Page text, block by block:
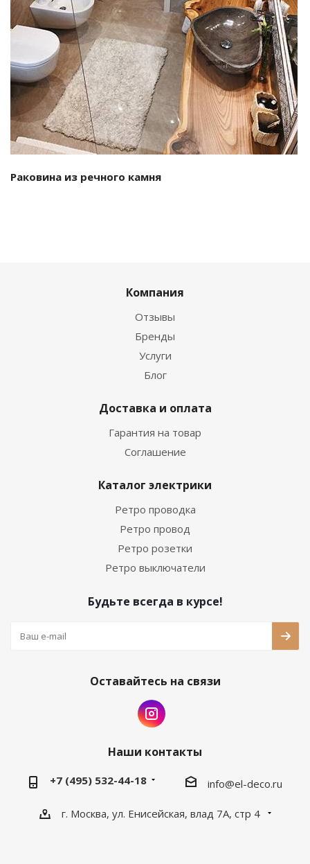
Смотреть проект
Раковина из речного камня
Компания
Отзывы
Бренды
Услуги
Блог
Доставка и оплата
Гарантия на товар
Соглашение
Каталог электрики
Ретро проводка
Ретро провод
Ретро розетки
Ретро выключатели
Будьте всегда в курсе!
Оставайтесь на связи
Наши контакты
+7 (495) 532-44-18 info@el-deco.ru
г. Москва, ул. Енисейская, влад 7А, стр 4